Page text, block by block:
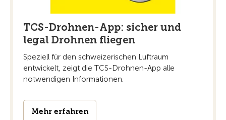
TCS-Drohnen-App: sicher und
legal Drohnen fliegen
Speziell für den schweizerischen Luftraum
entwickelt, zeigt die TCS-Drohnen-App alle
notwendigen Informationen.
Mehr erfahren